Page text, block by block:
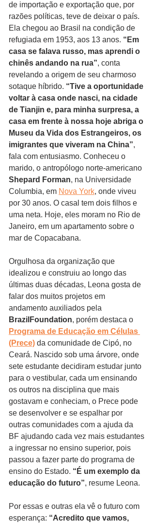
de importação e exportação que, por
razões políticas, teve de deixar o país.
Ela chegou ao Brasil na condição de
refugiada em 1953, aos 13 anos. “Em
casa se falava russo, mas aprendi o
chinês andando na rua”, conta
revelando a origem de seu charmoso
sotaque híbrido. “Tive a oportunidade
voltar à casa onde nasci, na cidade
de Tianjin e, para minha surpresa, a
casa em frente à nossa hoje abriga o
Museu da Vida dos Estrangeiros, os
imigrantes que viveram na China”,
fala com entusiasmo. Conheceu o
marido, o antropólogo norte-americano
Shepard Forman, na Universidade
Columbia, em Nova York, onde viveu
por 30 anos. O casal tem dois filhos e
uma neta. Hoje, eles moram no Rio de
Janeiro, em um apartamento sobre o
mar de Copacabana.
Orgulhosa da organização que
idealizou e construiu ao longo das
últimas duas décadas, Leona gosta de
falar dos muitos projetos em
andamento auxiliados pela
BrazilFoundation, porém destaca o
Programa de Educação em Células
(Prece) da comunidade de Cipó, no
Ceará. Nascido sob uma árvore, onde
sete estudante decidiram estudar junto
para o vestibular, cada um ensinando
os outros na disciplina que mais
gostavam e conheciam, o Prece pode
se desenvolver e se espalhar por
outras comunidades com a ajuda da
BF ajudando cada vez mais estudantes
a ingressar no ensino superior, pois
passou a fazer parte do programa de
ensino do Estado. “É um exemplo da
educação do futuro”, resume Leona.
Por essas e outras ela vê o futuro com
esperança: “Acredito que vamos,